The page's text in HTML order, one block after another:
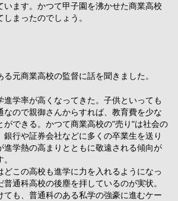
います。かつて甲子園を沸かせた商業高校
まったのでしょう。
元商業高校の監督に話を聞きました。
進学率が高くなってきた。子供といっても
なので親御さんからすれば、教育費を少な
ができる。かつて商業高校の"売り"は社会の
銀行や証券会社などに多くの卒業生を送り
進学熱の高まりとともに敬遠される傾向が
この高校も進学に力を入れるようになっ
通科高校の後塵を拝しているのが実状。
ても、普通科のある私学の強豪に進むケー